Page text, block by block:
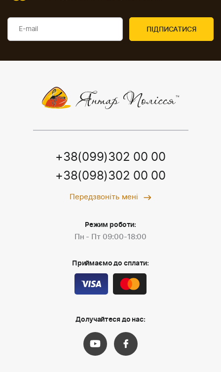
+38(099)302 00 00
+38(098)302 00 00
Передзвоніть мені
Режим роботи:
Пн - Пт 09:00-18:00
Приймаємо до сплати:
Долучайтеся до нас: